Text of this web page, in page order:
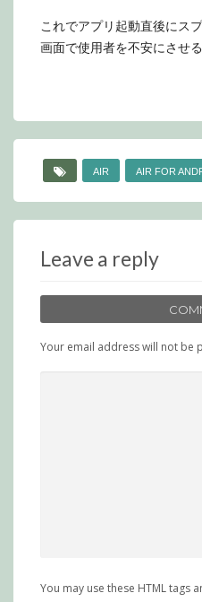
これでアプリ起動直後にス
画面で使用者を不安にさせ
AIR AIR FOR
Leave a reply
Your email address will not be
You may use these HTML tags